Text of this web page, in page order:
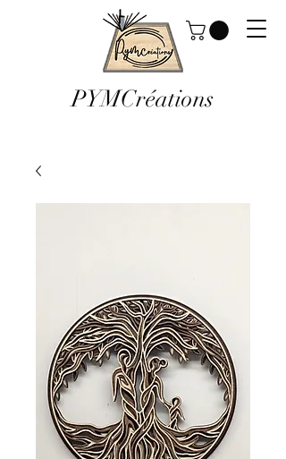
PYMCréations